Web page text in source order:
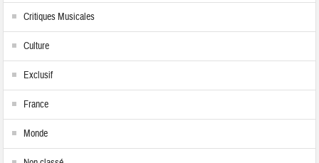
Critiques Musicales
Culture
Exclusif
France
Monde